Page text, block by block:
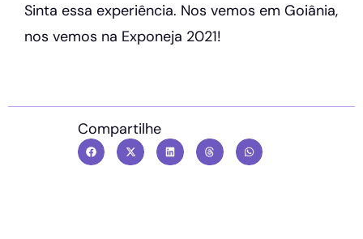
Sinta essa experiência. Nos vemos em Goiânia,
nos vemos na Exponeja 2021!
Compartilhe